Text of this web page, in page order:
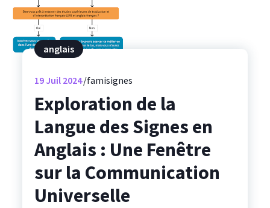
anglais
19Juil 2024 famisignes
Exploration de la
Langue des Signes en
Anglais : Une Fenêtre
sur la Communication
Universelle